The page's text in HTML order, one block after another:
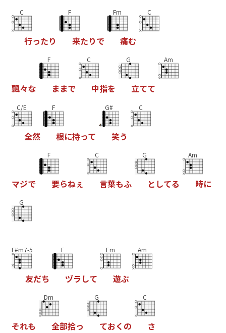
C
行ったり
F
来たりで
Fm
痛む
C
飄々な
F
ままで
C
中指を
G
立てて
Am
C/E
全然
F
根に持って
G#
笑う
C
マジで
F
要らねぇ
C
言葉もふ
G
と してる
Am
時に
G
F#m7-5
友だち
F
ヅラ して
Em
遊ぶ
Am
それも
Dm
全部拾っ
G
ておく の
C
さ